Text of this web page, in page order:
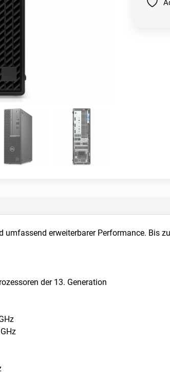
erweiterbarer Performance. Bis
der 13. Generation